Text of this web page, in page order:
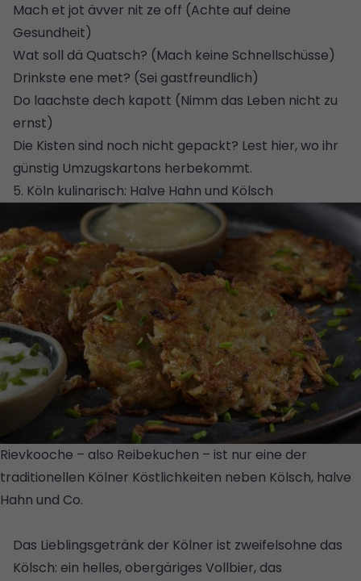
Mach et jot ävver nit ze off (Achte auf deine
Gesundheit)
Wat soll dä Quatsch? (Mach keine Schnellschüsse)
Drinkste ene met? (Sei gastfreundlich)
Do laachste dech kapott (Nimm das Leben nicht zu
ernst)
Die Kisten sind noch nicht gepackt? Lest hier, wo ihr
günstig Umzugskartons herbekommt.
5. Köln kulinarisch: Halve Hahn und Kölsch
Rievkooche – also Reibekuchen – ist nur eine der
traditionellen Kölner Köstlichkeiten neben Kölsch, halve
Hahn und Co.
Das Lieblingsgetränk der Kölner ist zweifelsohne das
Kölsch: ein helles, obergäriges Vollbier, das